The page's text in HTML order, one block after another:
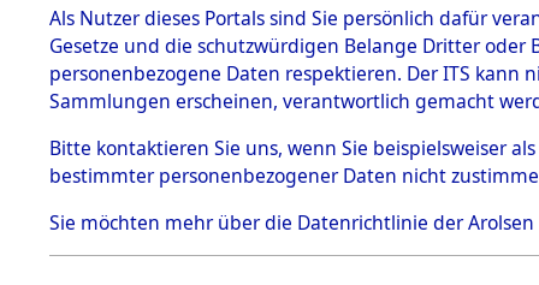
Effekten
1.2.9.1
Effekten aus
dem KZ
Dachau
1.2.9.2
Effekten aus
dem KZ
Bayerisches
Als Nutzer dieses Portals sind Sie persönlich dafür
Gesetze und die schutzwürdigen Belange Dritter
personenbezogene Daten respektieren. Der ITS
Sammlungen erscheinen, verantwortlich gemacht
Bitte kontaktieren Sie uns, wenn Sie beispielsweiser
bestimmter personenbezogener Daten nicht
Sie möchten mehr über die Datenrichtlinie der Arolsen